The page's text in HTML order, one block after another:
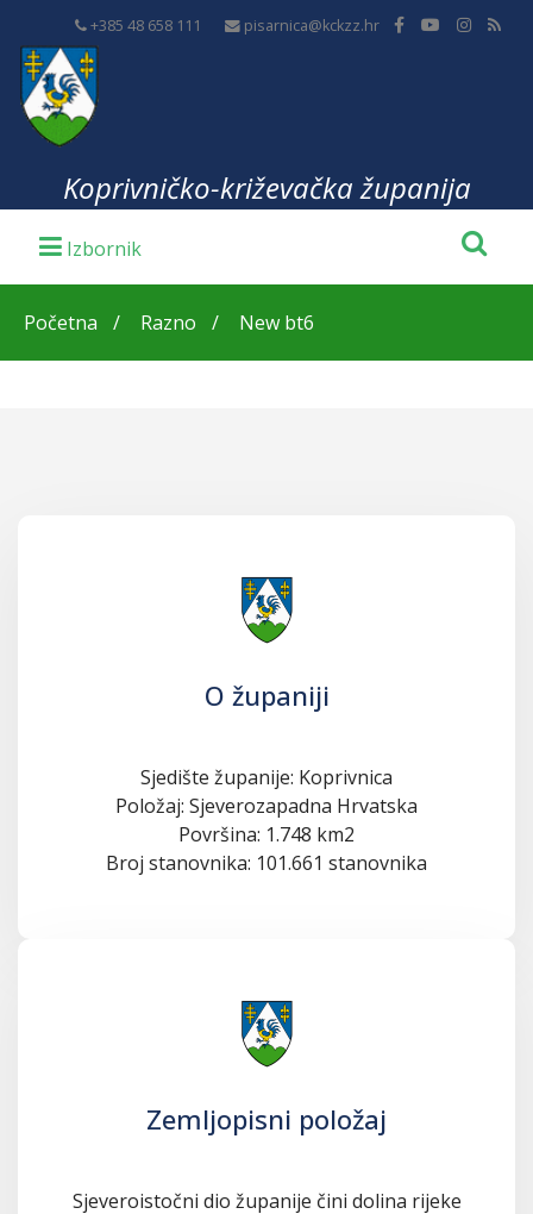
+385 48 658 111 pisarnica@kckzz.hr
Koprivničko-križevačka županija
Početna Razno New bt6
O županiji
Sjedište županije: Koprivnica
Položaj: Sjeverozapadna Hrvatska
Površina: 1.748 km2
Broj stanovnika: 101.661 stanovnika
Zemljopisni položaj
Sjeveroistočni dio županije čini dolina rijeke